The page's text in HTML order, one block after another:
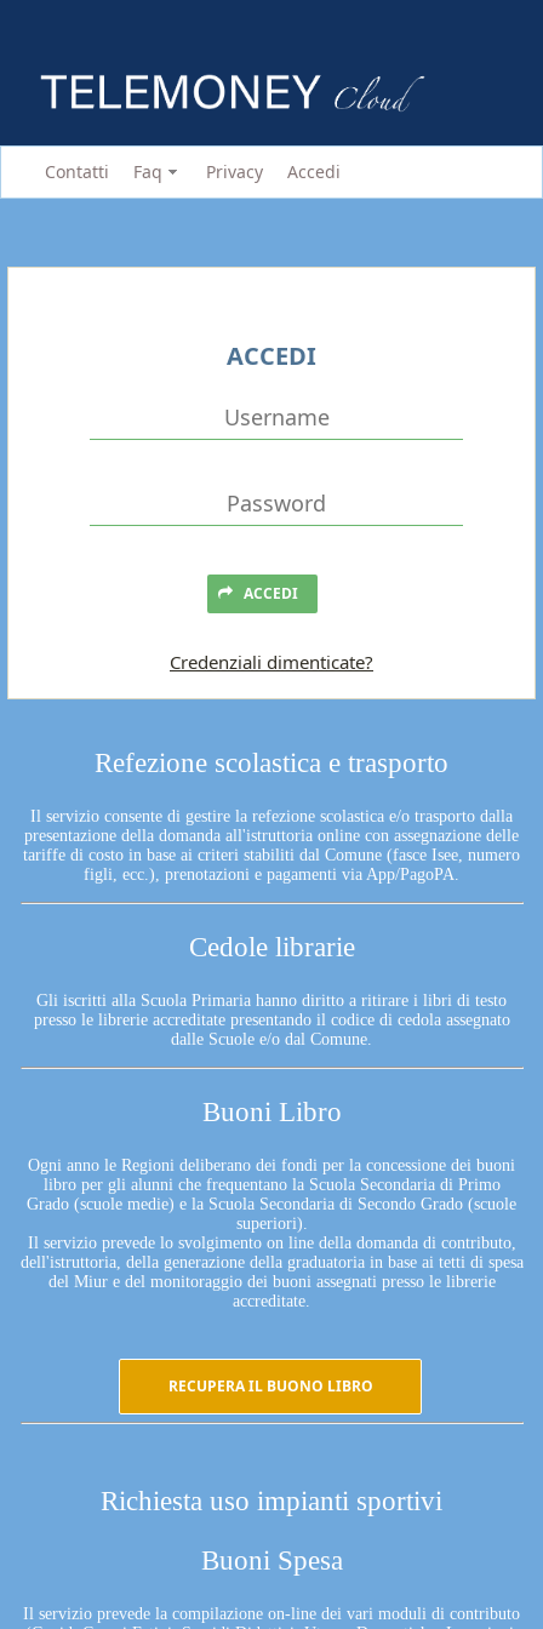
Contatti Faq Privacy Accedi
Refezione scolastica e trasporto
Il servizio consente di gestire la refezione scolastica e/o trasporto dalla
presentazione della domanda all'istruttoria online con assegnazione delle
tariffe di costo in base ai criteri stabiliti dal Comune (fasce Isee, numero
figli, ecc.), prenotazioni e pagamenti via App/PagoPA.
Cedole librarie
Gli iscritti alla Scuola Primaria hanno diritto a ritirare i libri di testo
presso le librerie accreditate presentando il codice di cedola assegnato
dalle Scuole e/o dal Comune.
Buoni Libro
Ogni anno le Regioni deliberano dei fondi per la concessione dei buoni
libro per gli alunni che frequentano la Scuola Secondaria di Primo
Grado (scuole medie) e la Scuola Secondaria di Secondo Grado (scuole
superiori).
Il servizio prevede lo svolgimento on line della domanda di contributo,
dell'istruttoria, della generazione della graduatoria in base ai tetti di spesa
del Miur e del monitoraggio dei buoni assegnati presso le librerie
accreditate.
RECUPERA IL BUONO LIBRO
Richiesta uso impianti sportivi
Buoni Spesa
Il servizio prevede la compilazione on-line dei vari moduli di contributo
ACCEDI
ACCEDI
Credenziali dimenticate?